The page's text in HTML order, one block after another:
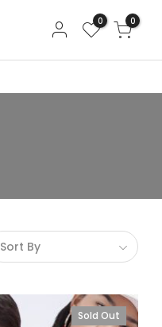
0 0
Sort By
Sold Out